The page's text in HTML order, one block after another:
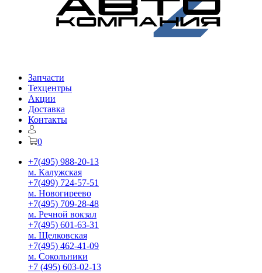
Запчасти
Техцентры
Акции
Доставка
Контакты
0
+7(495) 988-20-13
м. Калужская
+7(499) 724-57-51
м. Новогиреево
+7(495) 709-28-48
м. Речной вокзал
+7(495) 601-63-31
м. Щелковская
+7(495) 462-41-09
м. Сокольники
+7 (495) 603-02-13